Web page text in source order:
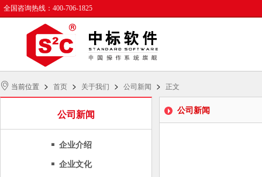
全国咨询热线：400-706-1825
当前位置 > 首页 > 关于我们 > 公司新闻 > 正文
公司新闻
企业介绍
企业文化
公司新闻